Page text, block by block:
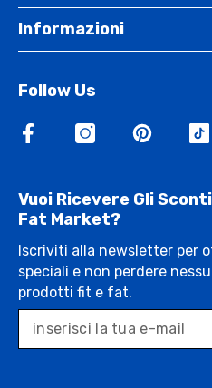
Informazioni
Follow Us
Vuoi Ricevere Gli
Fat Market?
Iscriviti alla newsletter per
speciali e non perdere
prodotti fit e fat.